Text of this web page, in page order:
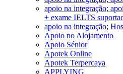
apoio na integração;
+ exame IELTS
apoio na integração;
Apoio no Alojamento
Apoio Sénior
Apotek Online
Apotek Terpercaya
APPLYING